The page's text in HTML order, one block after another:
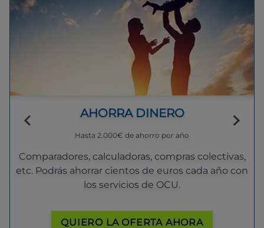
AHORRA DINERO
Hasta 2.000€ de ahorro por año
Comparadores, calculadoras, compras colectivas,
etc. Podrás ahorrar cientos de euros cada año con
los servicios de OCU.
QUIERO LA OFERTA AHORA